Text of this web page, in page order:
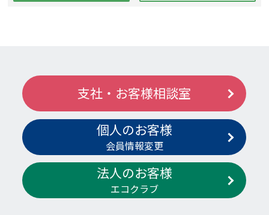
支社・お客様相談室
個人のお客様
会員情報変更
法人のお客様
エコクラブ